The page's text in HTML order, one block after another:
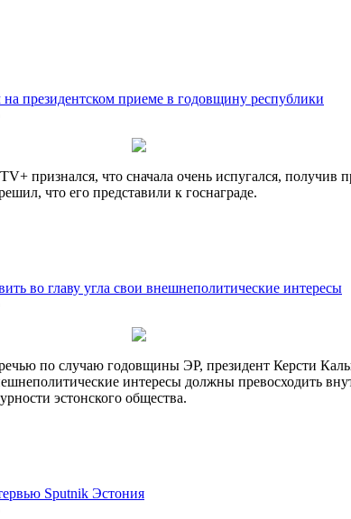
президентском приеме в годовщину республики
признался, что сначала очень испугался, получив
что его представили к госнаграде.
во главу угла свои внешнеполитические интересы
по случаю годовщины ЭР, президент Керсти
интересы должны превосходить
эстонского общества.
Sputnik Эстония